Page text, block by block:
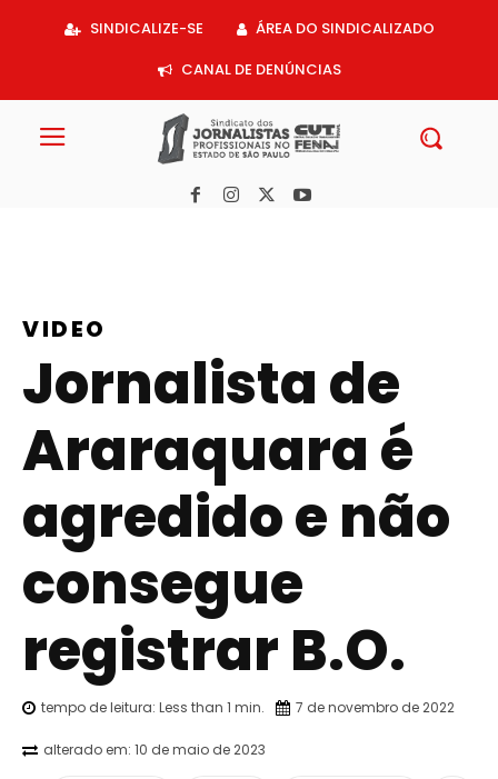
SINDICALIZE-SE
ÁREA DO SINDICALIZADO
CANAL DE DENÚNCIAS
VIDEO
Jornalista de
Araraquara é
agredido e não
consegue
registrar B.O.
tempo de leitura: Less than 1 min. 7 de novembro de 2022
alterado em: 10 de maio de 2023